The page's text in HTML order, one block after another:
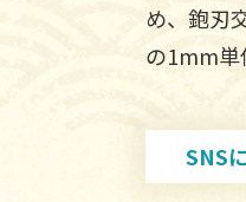
め、鉋刃
の1mm単
SNS